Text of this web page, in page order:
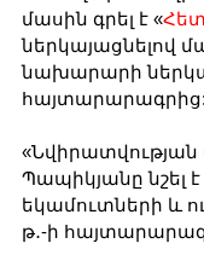
մասին գրել է «
ներկայացնելով
նախարարի
հայտարարագրից:
«Նվիրատվության
Պապիկյանը նշել է
եկամուտների և
թ․-ի